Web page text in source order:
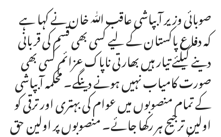
صوبائی وزیر آبپاشی عاقب اللّٰہ خان نے کہا ہے
کہ دفاع پاکستان کے لیے کسی بھی قسم کی قربانی
دینے کیلئے تیار ہیں بھارتی ناپاک عزائم کسی بھی
صورت کامیاب نہیں ہونے دینگے۔ محکمہ آبپاشی
کے تمام منصوبوں میں عوام کی بہتری اور ترقی کو
اولین ترجیح ہر رکھا جائے۔ منصوبوں پر اولین حق